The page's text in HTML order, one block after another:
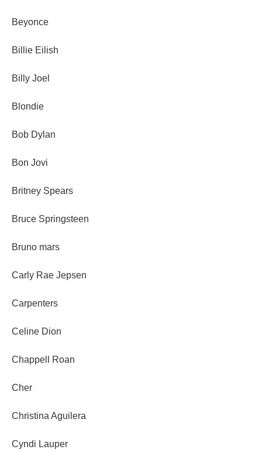
Beyonce
Billie Eilish
Billy Joel
Blondie
Bob Dylan
Bon Jovi
Britney Spears
Bruce Springsteen
Bruno mars
Carly Rae Jepsen
Carpenters
Celine Dion
Chappell Roan
Cher
Christina Aguilera
Cyndi Lauper